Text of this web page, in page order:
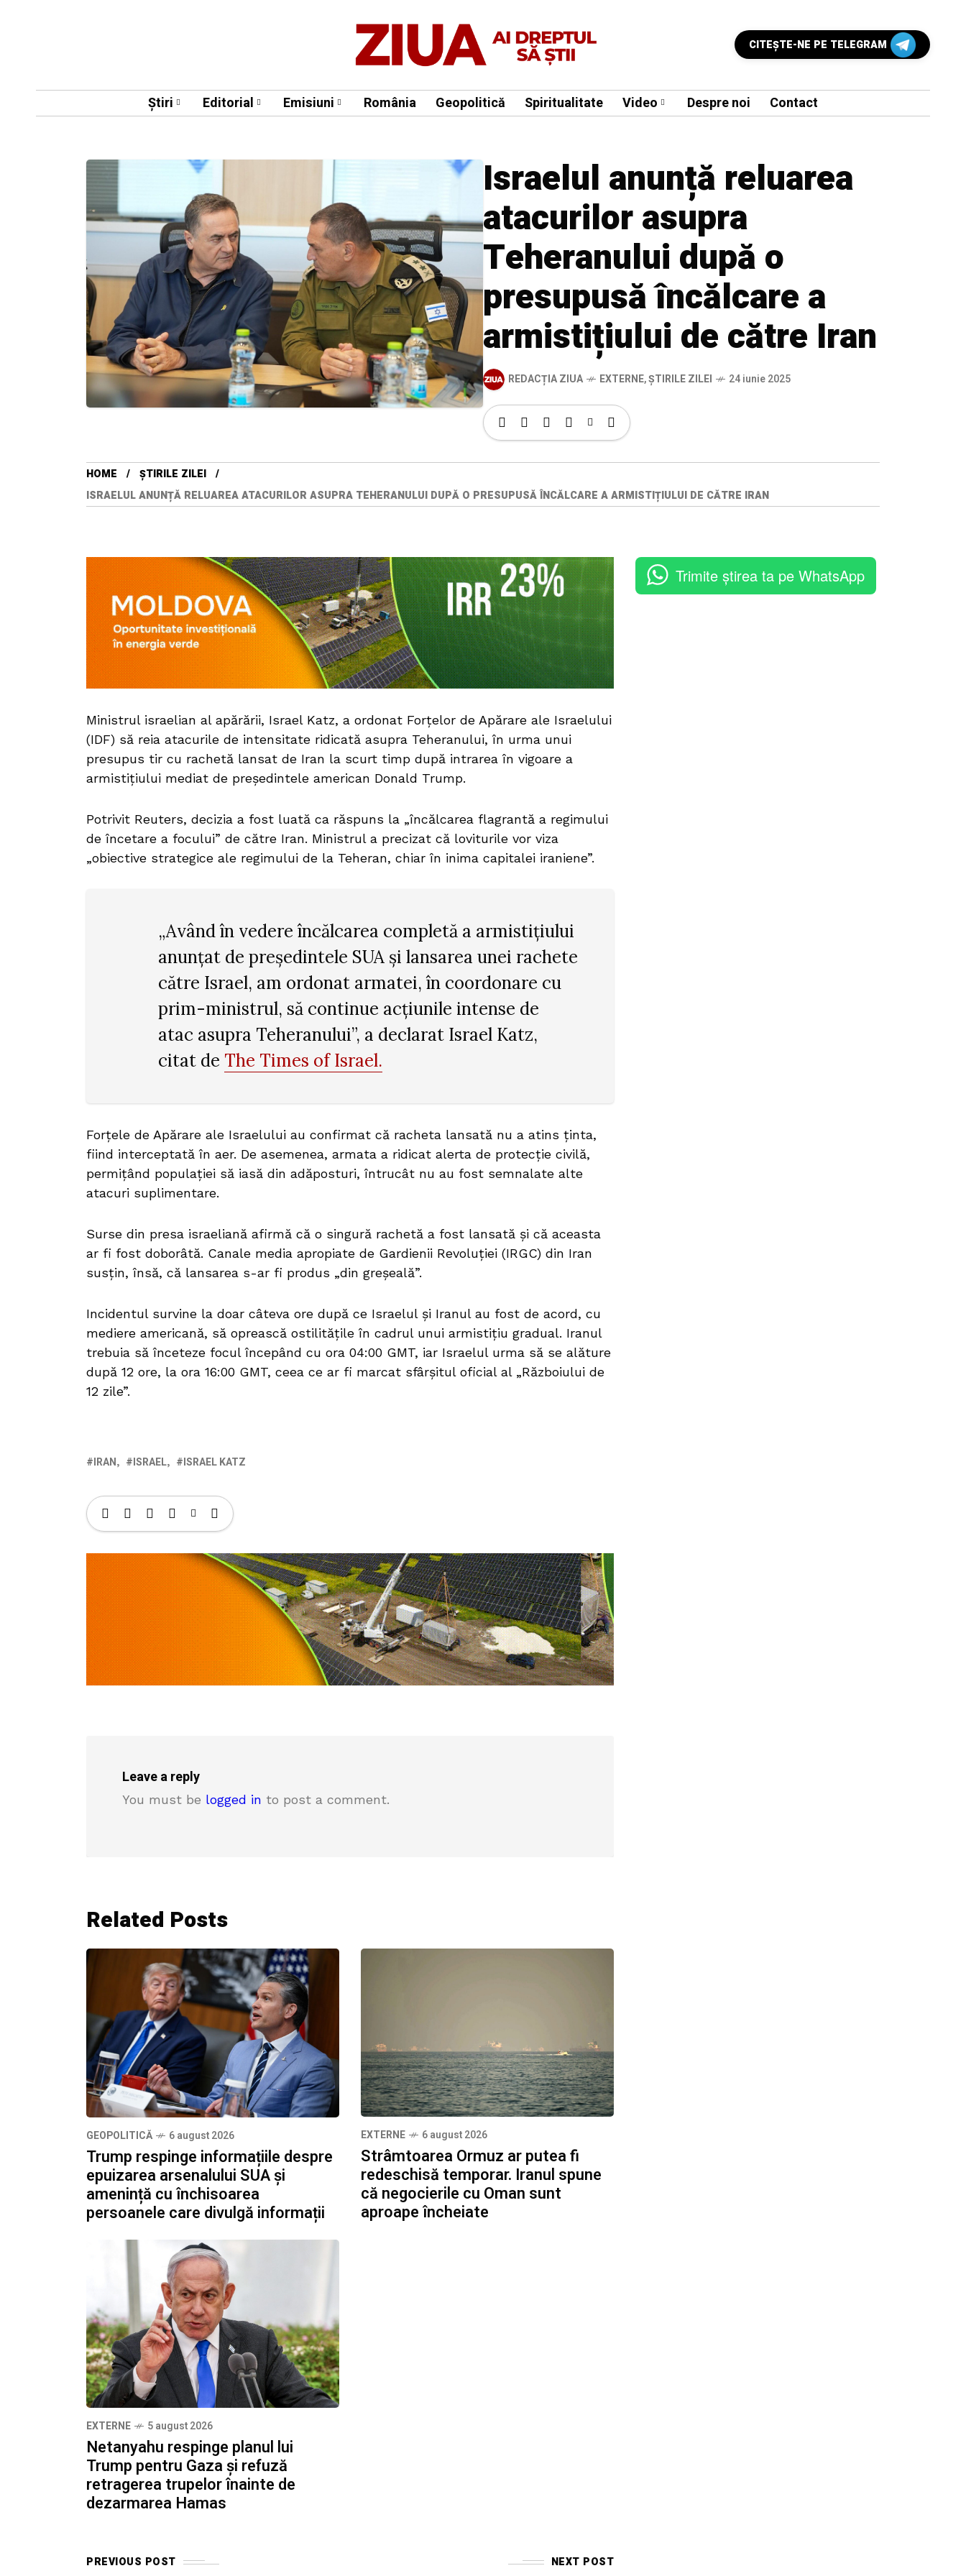
CITEŞTE-NE PE TELEGRAM
Știri Editorial Emisiuni România Geopolitică Spiritualitate Video Despre noi Contact
Israelul anunță reluarea
atacurilor asupra
Teheranului după o
presupusă încălcare a
armistițiului de către Iran
REDACȚIA ZIUA EXTERNE,ȘTIRILE ZILEI 24 iunie 2025
HOME
ȘTIRILE ZILEI
ISRAELUL ANUNȚĂ RELUAREA ATACURILOR ASUPRA TEHERANULUI DUPĂ O PRESUPUSĂ ÎNCĂLCARE A ARMISTIȚIULUI DE CĂTRE IRAN
Ministrul israelian al apărării, Israel Katz, a ordonat Forțelor de Apărare ale Israelului
(IDF) să reia atacurile de intensitate ridicată asupra Teheranului, în urma unui
presupus tir cu rachetă lansat de Iran la scurt timp după intrarea în vigoare a
armistițiului mediat de președintele american Donald Trump.
Potrivit Reuters, decizia a fost luată ca răspuns la „încălcarea flagrantă a regimului
de încetare a focului” de către Iran. Ministrul a precizat că loviturile vor viza
„obiective strategice ale regimului de la Teheran, chiar în inima capitalei iraniene”.
„Având în vedere încălcarea completă a armistițiului
anunțat de președintele SUA și lansarea unei rachete
către Israel, am ordonat armatei, în coordonare cu
prim-ministrul, să continue acțiunile intense de
atac asupra Teheranului”, a declarat Israel Katz,
citat de The Times of Israel.
Forțele de Apărare ale Israelului au confirmat că racheta lansată nu a atins ținta,
fiind interceptată în aer. De asemenea, armata a ridicat alerta de protecție civilă,
permițând populației să iasă din adăposturi, întrucât nu au fost semnalate alte
atacuri suplimentare.
Surse din presa israeliană afirmă că o singură rachetă a fost lansată și că aceasta
ar fi fost doborâtă. Canale media apropiate de Gardienii Revoluției (IRGC) din Iran
susțin, însă, că lansarea s-ar fi produs „din greșeală”.
Incidentul survine la doar câteva ore după ce Israelul și Iranul au fost de acord, cu
mediere americană, să oprească ostilitățile în cadrul unui armistițiu gradual. Iranul
trebuia să înceteze focul începând cu ora 04:00 GMT, iar Israelul urma să se alăture
după 12 ore, la ora 16:00 GMT, ceea ce ar fi marcat sfârșitul oficial al „Războiului de
12 zile”.
IRAN ISRAEL ISRAEL KATZ
Leave a reply
You must be logged in to post a comment.
Related Posts
GEOPOLITICĂ 6 august 2026
Trump respinge informațiile despre
epuizarea arsenalului SUA și
amenință cu închisoarea
persoanele care divulgă informații
EXTERNE 6 august 2026
Strâmtoarea Ormuz ar putea fi
redeschisă temporar. Iranul spune
că negocierile cu Oman sunt
aproape încheiate
EXTERNE 5 august 2026
Netanyahu respinge planul lui
Trump pentru Gaza și refuză
retragerea trupelor înainte de
dezarmarea Hamas
PREVIOUS POST NEXT POST
Trimite știrea ta pe WhatsApp